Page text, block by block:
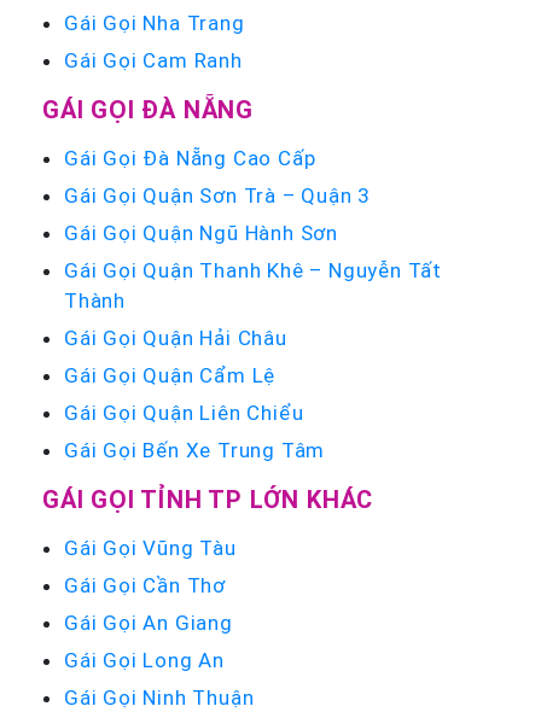
Gái Gọi Nha Trang
Gái Gọi Cam Ranh
GÁI GỌI ĐÀ NẴNG
Gái Gọi Đà Nẵng Cao Cấp
Gái Gọi Quận Sơn Trà – Quận 3
Gái Gọi Quận Ngũ Hành Sơn
Gái Gọi Quận Thanh Khê – Nguyễn Tất
Thành
Gái Gọi Quận Hải Châu
Gái Gọi Quận Cẩm Lệ
Gái Gọi Quận Liên Chiểu
Gái Gọi Bến Xe Trung Tâm
GÁI GỌI TỈNH TP LỚN KHÁC
Gái Gọi Vũng Tàu
Gái Gọi Cần Thơ
Gái Gọi An Giang
Gái Gọi Long An
Gái Gọi Ninh Thuận